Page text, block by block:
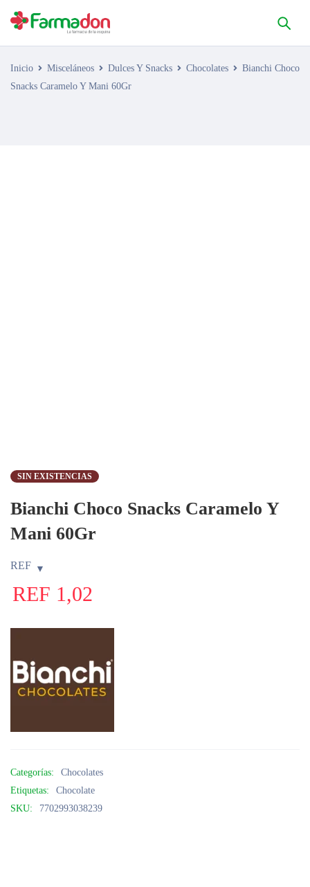
Inicio Misceláneos Dulces Y Snacks Chocolates
Bianchi Choco
Snacks Caramelo Y Mani 60Gr
SIN EXISTENCIAS
Bianchi Choco Snacks Caramelo Y
Mani 60Gr
REF
REF 1,02
Categorías:
Chocolates
Etiquetas:
Chocolate
SKU:
7702993038239